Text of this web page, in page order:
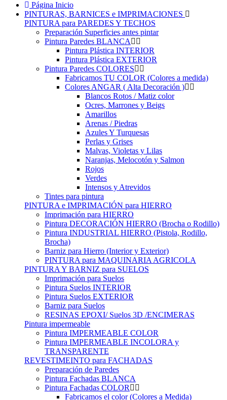
Página Inicio
PINTURAS, BARNICES e IMPRIMACIONES
PINTURA para PAREDES Y TECHOS
Preparación Superficies antes pintar
Pintura Paredes BLANCA
Pintura Plástica INTERIOR
Pintura Plástica EXTERIOR
Pintura Paredes COLORES
Fabricamos TU COLOR (Colores a medida)
Colores ANGAR ( Alta Decoración )
Blancos Rotos / Matiz color
Ocres, Marrones y Beigs
Amarillos
Arenas / Piedras
Azules Y Turquesas
Perlas y Grises
Malvas, Violetas y Lilas
Naranjas, Melocotón y Salmon
Rojos
Verdes
Intensos y Atrevidos
Tintes para pintura
PINTURA e IMPRIMACIÓN para HIERRO
Imprimación para HIERRO
Pintura DECORACIÓN HIERRO (Brocha o Rodillo)
Pintura INDUSTRIAL HIERRO (Pistola, Rodillo,
Brocha)
Barniz para Hierro (Interior y Exterior)
PINTURA para MAQUINARIA AGRICOLA
PINTURA Y BARNIZ para SUELOS
Imprimación para Suelos
Pintura Suelos INTERIOR
Pintura Suelos EXTERIOR
Barniz para Suelos
RESINAS EPOXI/ Suelos 3D /ENCIMERAS
Pintura impermeable
Pintura IMPERMEABLE COLOR
Pintura IMPERMEABLE INCOLORA y
TRANSPARENTE
REVESTIMEINTO para FACHADAS
Preparación de Paredes
Pintura Fachadas BLANCA
Pintura Fachadas COLOR
Fabricamos el color (Colores a Medida)